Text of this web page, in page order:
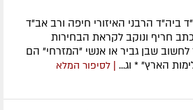
ביה"ד הרבני האיזורי חיפה ורב אב"ד
חריף ונוקב לקראת הבחירות
לחשוב שבן גביר או אנשי "המזרחי" הם
הארץ" * וג... | לסיפור המלא